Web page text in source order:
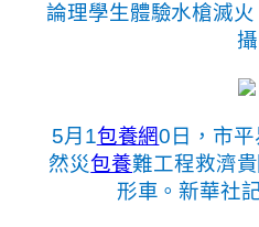
論理學生體驗水槍滅
攝
5月1包養網0日，市
然災包養難工程救濟
形車。新華社